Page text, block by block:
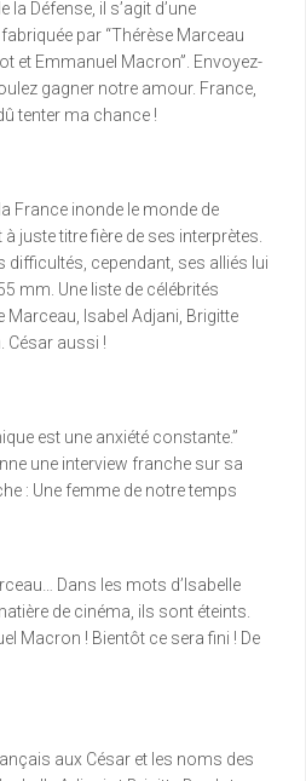
Défense, il s’agit d’une
par “Thérèse Marceau
et Emmanuel Macron”. Envoyez-
gagner notre amour. France,
tenter ma chance !
France inonde le monde de
juste titre fière de ses interprètes.
difficultés, cependant, ses alliés lui
mm. Une liste de célébrités
Isabel Adjani, Brigitte
César aussi !
est une anxiété constante.”
une interview franche sur sa
: Une femme de notre temps
Dans les mots d’Isabelle
de cinéma, ils sont éteints.
Macron ! Bientôt ce sera fini ! De
aux César et les noms des